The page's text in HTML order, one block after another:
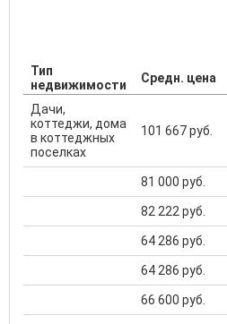
Тип
недвижимости
Средн. цена
Дачи,
коттеджи, дома
в коттеджных
поселках
101 667 руб.
81 000 руб.
82 222 руб.
64 286 руб.
64 286 руб.
66 600 руб.